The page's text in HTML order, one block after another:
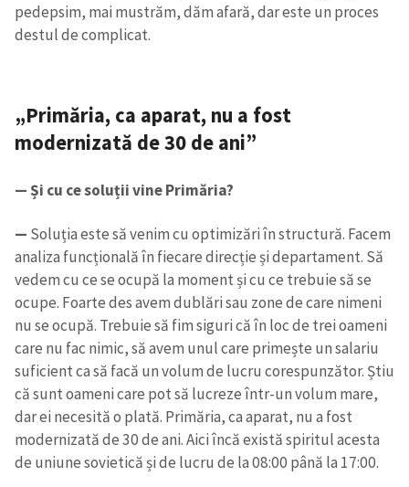
in English
pedepsim, mai mustrăm, dăm afară, dar este un proces
destul de complicat.
„Primăria, ca aparat, nu a fost
modernizată de 30 de ani”
— Și cu ce soluții vine Primăria?
— Soluția este să venim cu optimizări în structură. Facem
analiza funcțională în fiecare direcție și departament. Să
vedem cu ce se ocupă la moment și cu ce trebuie să se
ocupe. Foarte des avem dublări sau zone de care nimeni
nu se ocupă. Trebuie să fim siguri că în loc de trei oameni
care nu fac nimic, să avem unul care primește un salariu
suficient ca să facă un volum de lucru corespunzător. Știu
că sunt oameni care pot să lucreze într-un volum mare,
dar ei necesită o plată. Primăria, ca aparat, nu a fost
modernizată de 30 de ani. Aici încă există spiritul acesta
de uniune sovietică și de lucru de la 08:00 până la 17:00.